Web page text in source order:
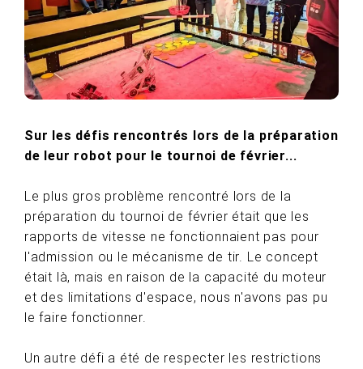
Sur les défis rencontrés lors de la préparation
de leur robot pour le tournoi de février...
Le plus gros problème rencontré lors de la
préparation du tournoi de février était que les
rapports de vitesse ne fonctionnaient pas pour
l'admission ou le mécanisme de tir. Le concept
était là, mais en raison de la capacité du moteur
et des limitations d'espace, nous n'avons pas pu
le faire fonctionner.
Un autre défi a été de respecter les restrictions